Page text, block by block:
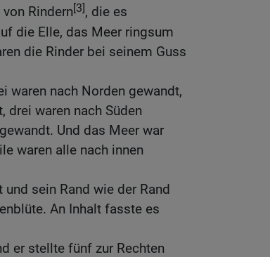
Rindern[3], die es
die Elle, das Meer ringsum
die Rinder bei seinem Guss
waren nach Norden gewandt,
drei waren nach Süden
Und das Meer war
waren alle nach innen
sein Rand wie der Rand
An Inhalt fasste es
er stellte fünf zur Rechten